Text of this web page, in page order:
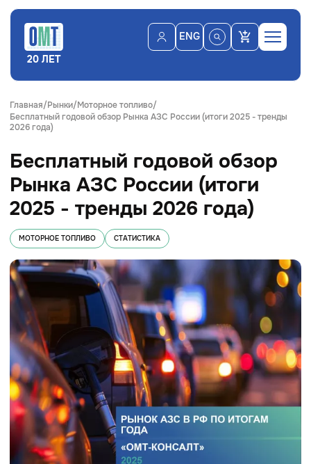
20 ЛЕТ
ENG
Главная Рынки Моторное топливо
Бесплатный годовой обзор Рынка АЗС России (итоги 2025 - тренды
2026 года)
Бесплатный годовой обзор
Рынка АЗС России (итоги
2025 - тренды 2026 года)
МОТОРНОЕ ТОПЛИВО СТАТИСТИКА